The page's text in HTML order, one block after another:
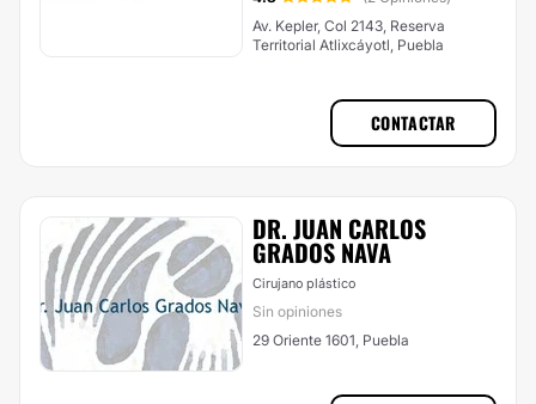
Av. Kepler, Col 2143, Reserva
Territorial Atlixcáyotl, Puebla
CONTACTAR
DR. JUAN CARLOS
GRADOS NAVA
Cirujano plástico
Sin opiniones
29 Oriente 1601, Puebla